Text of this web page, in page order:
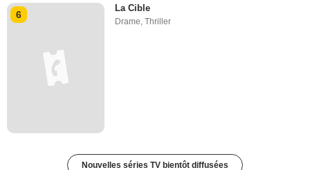
6
La Cible
Drame ,Thriller
Nouvelles séries TV bientôt diffusées